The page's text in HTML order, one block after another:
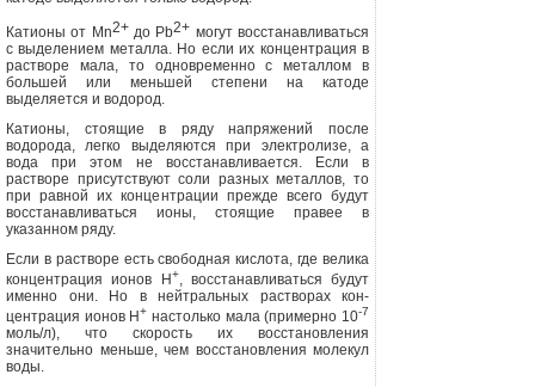
Катионы от Mn2+до Pb2+ могут вос­станавливаться
с выделением металла. Но если их концентрация в
растворе мала, то одновременно с металлом в
большей или меньшей степени на като­де
выделяется и водород.
Катионы, стоящие в ряду напряже­ний после
водорода, легко выделяются при электролизе, а
вода при этом не восстанавливается. Если в
растворе присутствуют соли разных металлов, то
при равной их концентрации прежде всего будут
восстанавливаться ионы, стоящие правее в
указанном ряду.
Если в растворе есть свободная кис­лота, где велика
концентрация ионов Н+, восстанавливаться будут
именно они. Но в нейтральных растворах кон­
центрация ионов Н+ настолько мала (примерно 10-7
моль/л), что скорость их восстановления
значительно меньше, чем восстановления молекул
воды.